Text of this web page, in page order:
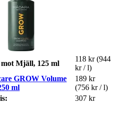
Mjäll, 125 ml
118 kr (944
kr / l)
GROW Volume
ml
189 kr
(756 kr / l)
307 kr